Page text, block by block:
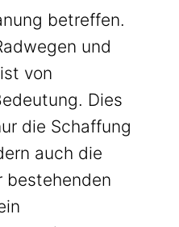
betreffen.
und
von
Dies
die Schaffung
auch die
bestehenden